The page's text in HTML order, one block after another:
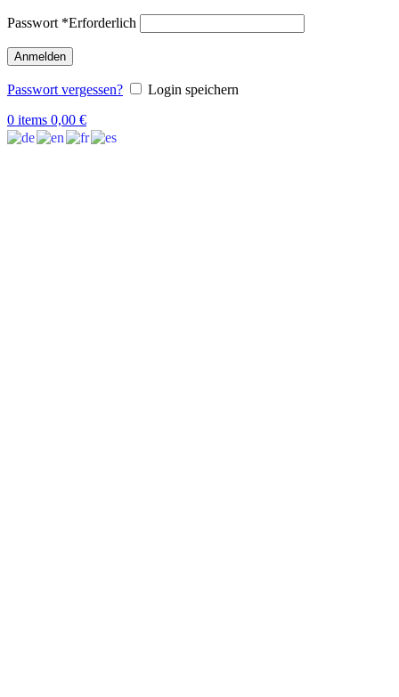
Passwort *Erforderlich
Anmelden
Passwort vergessen?
Login speichern
0 items 0,00 €